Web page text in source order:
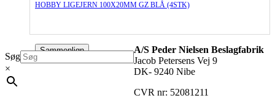
HOBBY LIGEJERN 100X20MM GZ BLÅ (4STK)
Sammenlign
Søg
×
A/S Peder Nielsen Beslagfabrik
Jacob Petersens Vej 9
DK- 9240 Nibe
CVR nr: 52081211